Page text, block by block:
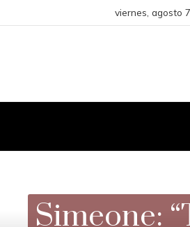
viernes, agosto 7
Simeone: